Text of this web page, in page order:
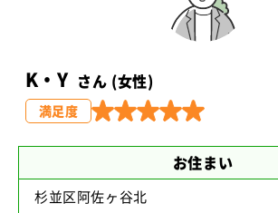
K・Y さん (女性)
満足度
お住まい
杉並区阿佐ヶ谷北